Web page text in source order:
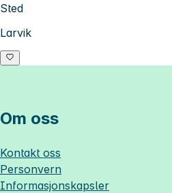
Sted
Larvik
Om oss
Kontakt oss
Personvern
Informasjonskapsler